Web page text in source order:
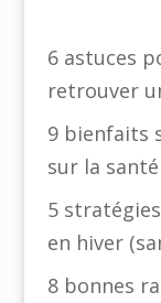
6 astuces
retrouver
9 bienfaits
sur la
5
en hiver
8 bonnes